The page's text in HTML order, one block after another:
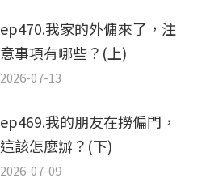
ep470.我家的外傭來了，注
意事項有哪些？(上)
2026-07-13
ep469.我的朋友在撈偏門，
這該怎麼辦？(下)
2026-07-09